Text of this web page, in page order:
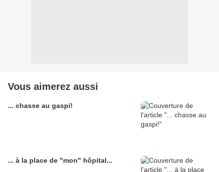
Vous aimerez aussi
... chasse au gaspi!
... à la place de "mon" hôpital...